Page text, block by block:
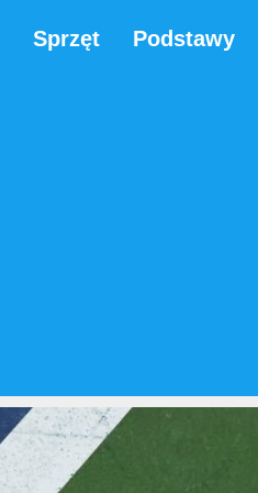
Sprzęt Podstawy